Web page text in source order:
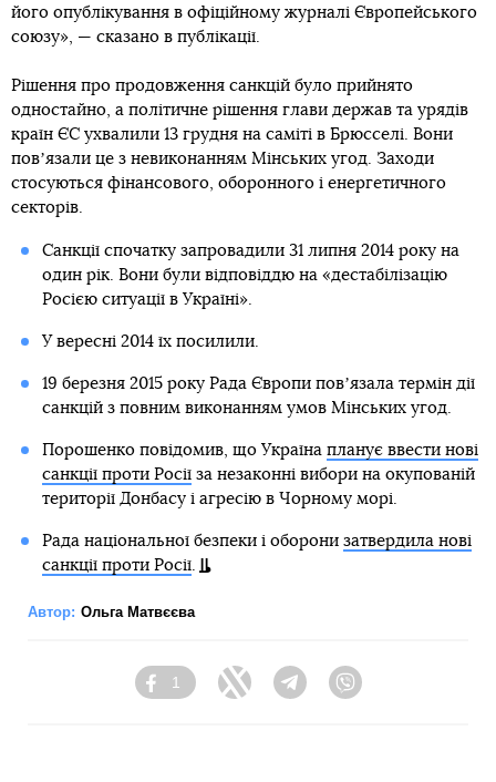
його опублікування в офіційному журналі Європейського
союзу», — сказано в публікації.
Рішення про продовження санкцій було прийнято
одностайно, а політичне рішення глави держав та урядів
країн ЄС ухвалили 13 грудня на саміті в Брюсселі. Вони
повʼязали це з невиконанням Мінських угод. Заходи
стосуються фінансового, оборонного і енергетичного
секторів.
Санкції спочатку запровадили 31 липня 2014 року на
один рік. Вони були відповіддю на «дестабілізацію
Росією ситуації в Україні».
У вересні 2014 їх посилили.
19 березня 2015 року Рада Європи повʼязала термін дії
санкцій з повним виконанням умов Мінських угод.
Порошенко повідомив, що Україна планує ввести нові
санкції проти Росіїза незаконні вибори на окупованій
території Донбасу і агресію в Чорному морі.
Рада національної безпеки і оборони затвердила нові
санкції проти Росії.
Автор: Ольга Матвєєва
Facebook
1
Twitter Telegram